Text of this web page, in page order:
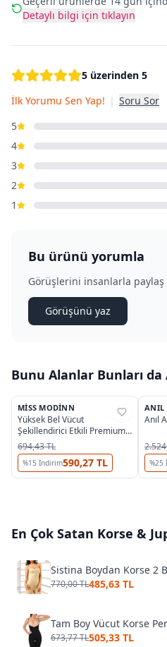
Detaylı bilgi için tıklayın
5 üzerinden 5
İlk Yorumu Sen Yap! | Soru Sor
5
4
3
2
1
Bu ürünü yorumla
Görüşlerini insanlarla paylaş
Görüşünü yaz
Bunu Alanlar Bunları da
%17
MISS MODINN
Yüksek Bel Vücut
Şekillendirici Etkili Premium
Lazer Korse Miss Modinn
9010
694,43 TL
%15 İndirim590,27 TL
%44
ANIL
Anıl
%25
En Çok Satan Korse &
770,00 TL485,63 TL
Tam Boy Vücut Korse
673,77 TL505,33 TL